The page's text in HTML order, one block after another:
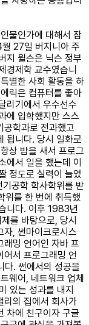
물인가에 대해서 잠
27일 버지니아 주
지 윌슨은 닉슨 정부
경제학 교수였습니
별한 사회 활동을 하
릭은 컴퓨터를 좋아
리기에서 우수선수
에 입학했지만 스스
공학과로 전과했고
됩니다. 당시 일화로
상 밤을 새서 프로그
에서 일을 했는데 이
정도로 실력이 늘었
공학 학사학위를 받
위를 한 번에 취득했
니다. 이후 1983년
를 바탕으로, 당시
자, 썬마이크로시스
래밍 언어인 자바 프
어서 프로그래밍 언
다. 썬에서의 성공을
웨어, 네트워크 업체
있는 성과를 내지
리의 집에서 회사가
차에 친구이자 구글